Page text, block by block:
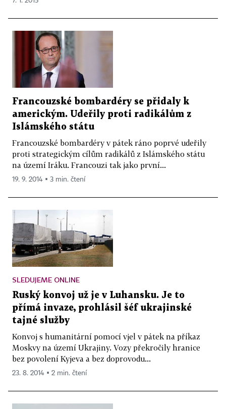
Francouzské bombardéry se přidaly k
americkým. Udeřily proti radikálům z
Islámského státu
Francouzské bombardéry v pátek ráno poprvé udeřily
proti strategickým cílům radikálů z Islámského státu
na území Iráku. Francouzi tak jako první...
19. 9. 2014 ▪ 3 min. čtení
SLEDUJEME ONLINE
Ruský konvoj už je v Luhansku. Je to
přímá invaze, prohlásil šéf ukrajinské
tajné služby
Konvoj s humanitární pomocí vjel v pátek na příkaz
Moskvy na území Ukrajiny. Vozy překročily hranice
bez povolení Kyjeva a bez doprovodu...
23. 8. 2014 ▪ 2 min. čtení